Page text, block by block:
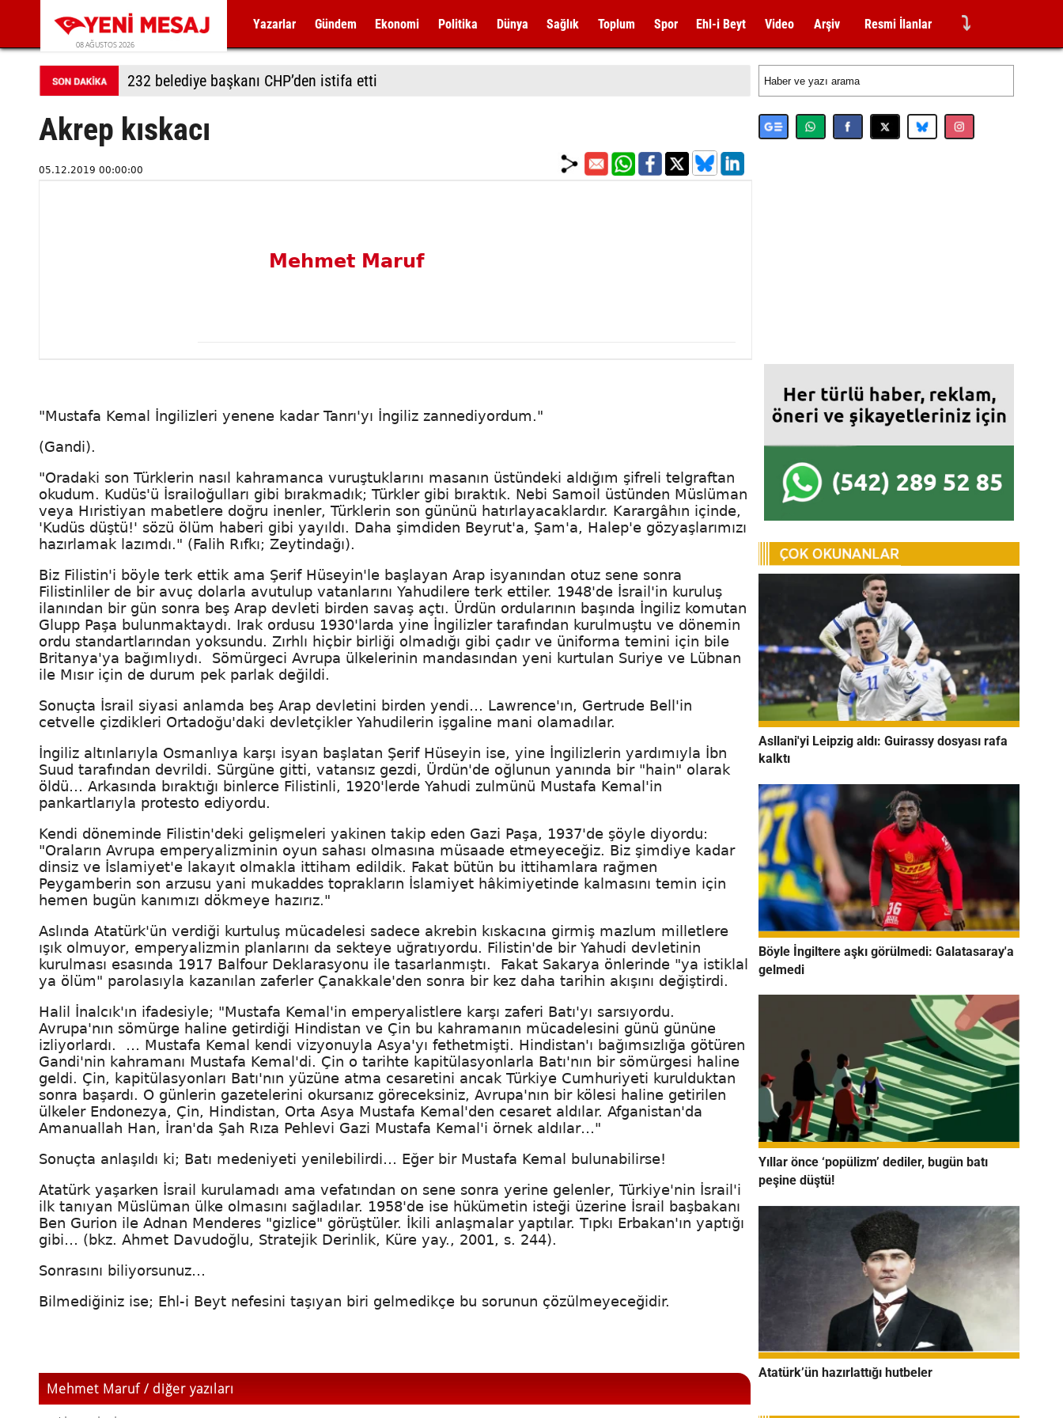
08 AĞUSTOS 2026
Yazarlar Gündem Ekonomi Politika Dünya Sağlık Toplum Spor Ehl-i Beyt Video Arşiv Resmi İlanlar ⤵
232 belediye başkanı CHP’den istifa etti
Akrep kıskacı
05.12.2019 00:00:00
Mehmet Maruf
"Mustafa Kemal İngilizleri yenene kadar Tanrı'yı İngiliz zannediyordum."
(Gandi).
"Oradaki son Türklerin nasıl kahramanca vuruştuklarını masanın üstündeki aldığım şifreli telgraftan
okudum. Kudüs'ü İsrailoğulları gibi bırakmadık; Türkler gibi bıraktık. Nebi Samoil üstünden Müslüman
veya Hıristiyan mabetlere doğru inenler, Türklerin son gününü hatırlayacaklardır. Karargâhın içinde,
'Kudüs düştü!' sözü ölüm haberi gibi yayıldı. Daha şimdiden Beyrut'a, Şam'a, Halep'e gözyaşlarımızı
hazırlamak lazımdı." (Falih Rıfkı; Zeytindağı).
Biz Filistin'i böyle terk ettik ama Şerif Hüseyin'le başlayan Arap isyanından otuz sene sonra
Filistinliler de bir avuç dolarla avutulup vatanlarını Yahudilere terk ettiler. 1948'de İsrail'in kuruluş
ilanından bir gün sonra beş Arap devleti birden savaş açtı. Ürdün ordularının başında İngiliz komutan
Glupp Paşa bulunmaktaydı. Irak ordusu 1930'larda yine İngilizler tarafından kurulmuştu ve dönemin
ordu standartlarından yoksundu. Zırhlı hiçbir birliği olmadığı gibi çadır ve üniforma temini için bile
Britanya'ya bağımlıydı. Sömürgeci Avrupa ülkelerinin mandasından yeni kurtulan Suriye ve Lübnan
ile Mısır için de durum pek parlak değildi.
Sonuçta İsrail siyasi anlamda beş Arap devletini birden yendi… Lawrence'ın, Gertrude Bell'in
cetvelle çizdikleri Ortadoğu'daki devletçikler Yahudilerin işgaline mani olamadılar.
İngiliz altınlarıyla Osmanlıya karşı isyan başlatan Şerif Hüseyin ise, yine İngilizlerin yardımıyla İbn
Suud tarafından devrildi. Sürgüne gitti, vatansız gezdi, Ürdün'de oğlunun yanında bir "hain" olarak
öldü… Arkasında bıraktığı binlerce Filistinli, 1920'lerde Yahudi zulmünü Mustafa Kemal'in
pankartlarıyla protesto ediyordu.
Kendi döneminde Filistin'deki gelişmeleri yakinen takip eden Gazi Paşa, 1937'de şöyle diyordu:
"Oraların Avrupa emperyalizminin oyun sahası olmasına müsaade etmeyeceğiz. Biz şimdiye kadar
dinsiz ve İslamiyet'e lakayıt olmakla ittiham edildik. Fakat bütün bu ittihamlara rağmen
Peygamberin son arzusu yani mukaddes toprakların İslamiyet hâkimiyetinde kalmasını temin için
hemen bugün kanımızı dökmeye hazırız."
Aslında Atatürk'ün verdiği kurtuluş mücadelesi sadece akrebin kıskacına girmiş mazlum milletlere
ışık olmuyor, emperyalizmin planlarını da sekteye uğratıyordu. Filistin'de bir Yahudi devletinin
kurulması esasında 1917 Balfour Deklarasyonu ile tasarlanmıştı. Fakat Sakarya önlerinde "ya istiklal
ya ölüm" parolasıyla kazanılan zaferler Çanakkale'den sonra bir kez daha tarihin akışını değiştirdi.
Halil İnalcık'ın ifadesiyle; "Mustafa Kemal'in emperyalistlere karşı zaferi Batı'yı sarsıyordu.
Avrupa'nın sömürge haline getirdiği Hindistan ve Çin bu kahramanın mücadelesini günü gününe
izliyorlardı. … Mustafa Kemal kendi vizyonuyla Asya'yı fethetmişti. Hindistan'ı bağımsızlığa götüren
Gandi'nin kahramanı Mustafa Kemal'di. Çin o tarihte kapitülasyonlarla Batı'nın bir sömürgesi haline
geldi. Çin, kapitülasyonları Batı'nın yüzüne atma cesaretini ancak Türkiye Cumhuriyeti kurulduktan
sonra başardı. O günlerin gazetelerini okursanız göreceksiniz, Avrupa'nın bir kölesi haline getirilen
ülkeler Endonezya, Çin, Hindistan, Orta Asya Mustafa Kemal'den cesaret aldılar. Afganistan'da
Amanuallah Han, İran'da Şah Rıza Pehlevi Gazi Mustafa Kemal'i örnek aldılar…"
Sonuçta anlaşıldı ki; Batı medeniyeti yenilebilirdi… Eğer bir Mustafa Kemal bulunabilirse!
Atatürk yaşarken İsrail kurulamadı ama vefatından on sene sonra yerine gelenler, Türkiye'nin İsrail'i
ilk tanıyan Müslüman ülke olmasını sağladılar. 1958'de ise hükümetin isteği üzerine İsrail başbakanı
Ben Gurion ile Adnan Menderes "gizlice" görüştüler. İkili anlaşmalar yaptılar. Tıpkı Erbakan'ın yaptığı
gibi… (bkz. Ahmet Davudoğlu, Stratejik Derinlik, Küre yay., 2001, s. 244).
Sonrasını biliyorsunuz…
Bilmediğiniz ise; Ehl-i Beyt nefesini taşıyan biri gelmedikçe bu sorunun çözülmeyeceğidir.
Mehmet Maruf / diğer yazıları
Asllani'yi Leipzig aldı: Guirassy dosyası rafa
kalktı
Böyle İngiltere aşkı görülmedi: Galatasaray'a
gelmedi
Yıllar önce ‘popülizm’ dediler, bugün batı
peşine düştü!
Atatürk’ün hazırlattığı hutbeler